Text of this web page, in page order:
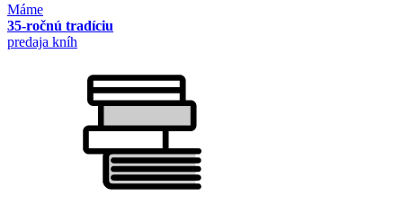
Máme
35-ročnú tradíciu
predaja kníh